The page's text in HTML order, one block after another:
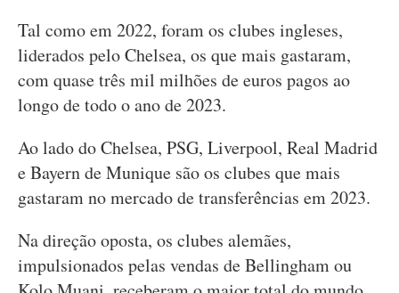
Tal como em 2022, foram os clubes ingleses,
liderados pelo Chelsea, os que mais gastaram,
com quase três mil milhões de euros pagos ao
longo de todo o ano de 2023.
Ao lado do Chelsea, PSG, Liverpool, Real Madrid
e Bayern de Munique são os clubes que mais
gastaram no mercado de transferências em 2023.
Na direção oposta, os clubes alemães,
impulsionados pelas vendas de Bellingham ou